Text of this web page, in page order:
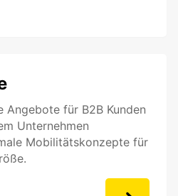
Angebote für B2B Kunden
Unternehmen
Mobilitätskonzepte für